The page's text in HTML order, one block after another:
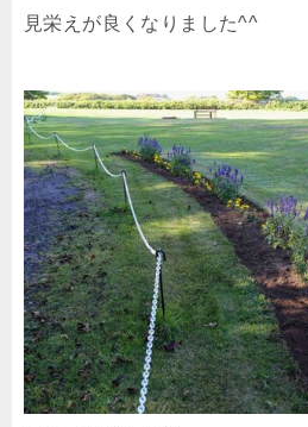
見栄えが良くなりました^^